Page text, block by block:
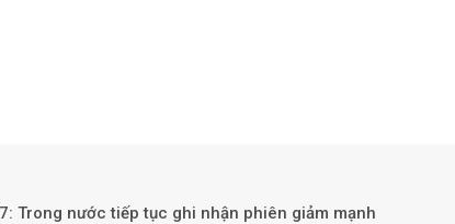
Trong nước tiếp tục ghi nhận phiên giảm mạnh